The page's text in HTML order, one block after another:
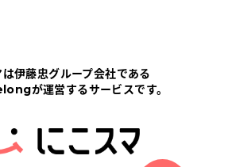
て
ー
伊藤忠グループ会社である
が運営するサービスです。